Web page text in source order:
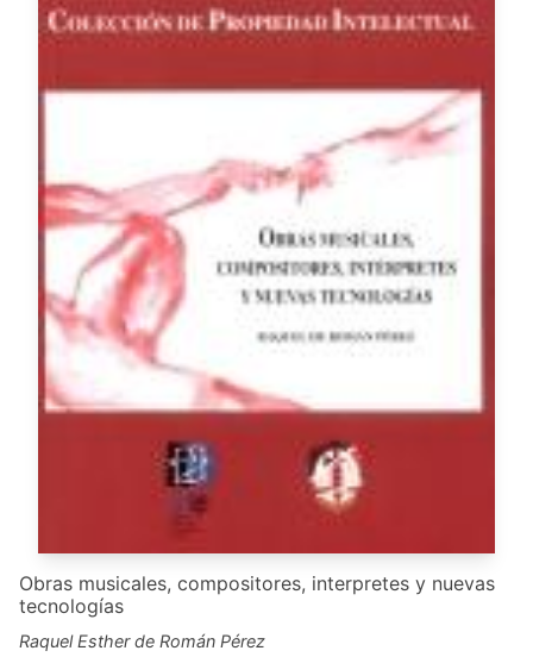
Obras musicales, compositores, interpretes y nuevas
tecnologías
Raquel Esther de Román Pérez